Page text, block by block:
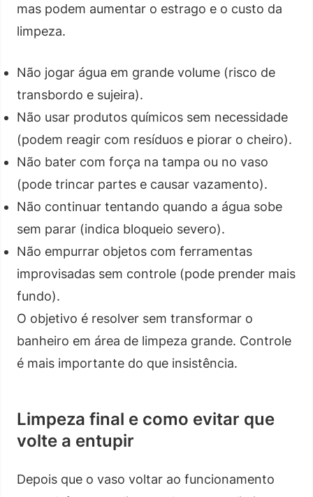
mas podem aumentar o estrago e o custo da
limpeza.
Não jogar água em grande volume (risco de
transbordo e sujeira).
Não usar produtos químicos sem necessidade
(podem reagir com resíduos e piorar o cheiro).
Não bater com força na tampa ou no vaso
(pode trincar partes e causar vazamento).
Não continuar tentando quando a água sobe
sem parar (indica bloqueio severo).
Não empurrar objetos com ferramentas
improvisadas sem controle (pode prender mais
fundo).
O objetivo é resolver sem transformar o
banheiro em área de limpeza grande. Controle
é mais importante do que insistência.
Limpeza final e como evitar que
volte a entupir
Depois que o vaso voltar ao funcionamento